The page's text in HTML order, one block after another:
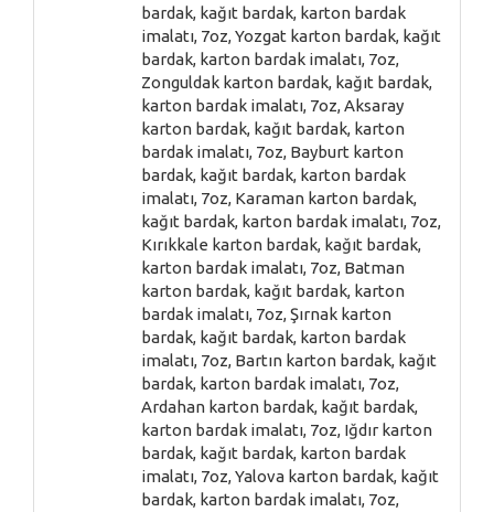
bardak, kağıt bardak, karton bardak
imalatı, 7oz, Yozgat karton bardak, kağıt
bardak, karton bardak imalatı, 7oz,
Zonguldak karton bardak, kağıt bardak,
karton bardak imalatı, 7oz, Aksaray
karton bardak, kağıt bardak, karton
bardak imalatı, 7oz, Bayburt karton
bardak, kağıt bardak, karton bardak
imalatı, 7oz, Karaman karton bardak,
kağıt bardak, karton bardak imalatı, 7oz,
Kırıkkale karton bardak, kağıt bardak,
karton bardak imalatı, 7oz, Batman
karton bardak, kağıt bardak, karton
bardak imalatı, 7oz, Şırnak karton
bardak, kağıt bardak, karton bardak
imalatı, 7oz, Bartın karton bardak, kağıt
bardak, karton bardak imalatı, 7oz,
Ardahan karton bardak, kağıt bardak,
karton bardak imalatı, 7oz, Iğdır karton
bardak, kağıt bardak, karton bardak
imalatı, 7oz, Yalova karton bardak, kağıt
bardak, karton bardak imalatı, 7oz,